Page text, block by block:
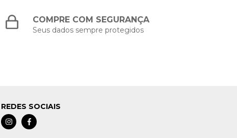
COMPRE COM SEGURANÇA
Seus dados sempre protegidos
REDES SOCIAIS